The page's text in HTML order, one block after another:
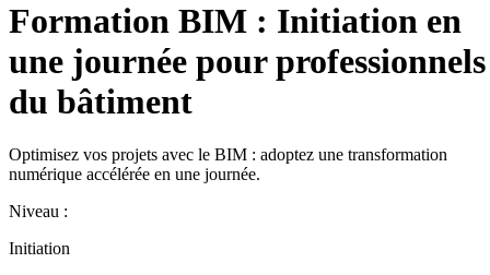
Formation BIM : Initiation en
une journée pour professionnels
du bâtiment
Optimisez vos projets avec le BIM : adoptez une transformation
numérique accélérée en une journée.
Niveau :
Initiation